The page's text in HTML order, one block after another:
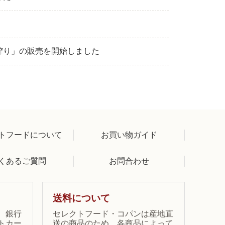
」の販売を開始しました
フードについて お買い物ガイド
あるご質問 お問合わせ
銀行
カー
送料について
セレクトフード・コパンは産地直
送の商品のため、各商品によって